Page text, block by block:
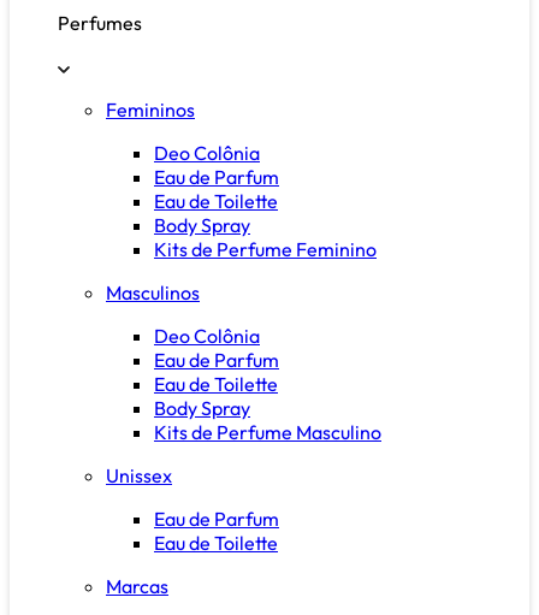
Perfumes
Femininos
Deo Colônia
Eau de Parfum
Eau de Toilette
Body Spray
Kits de Perfume Feminino
Masculinos
Deo Colônia
Eau de Parfum
Eau de Toilette
Body Spray
Kits de Perfume Masculino
Unissex
Eau de Parfum
Eau de Toilette
Marcas